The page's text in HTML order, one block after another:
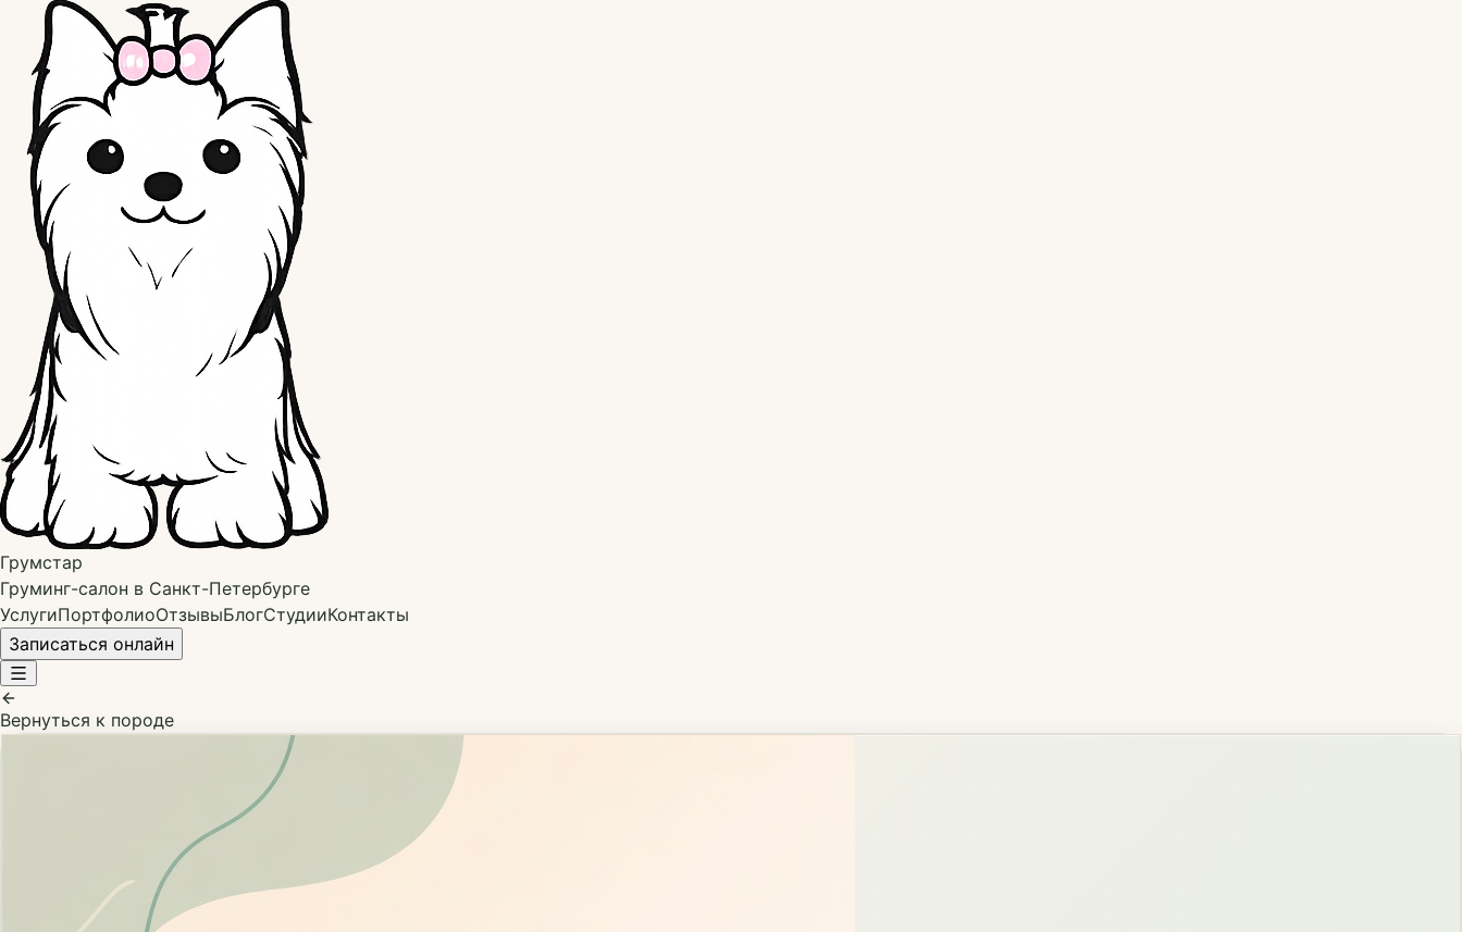
Грумстар
Груминг-салон в Санкт-Петербурге
УслугиПортфолиоОтзывыБлогСтудииКонтакты
Записаться онлайн
Вернуться к породе